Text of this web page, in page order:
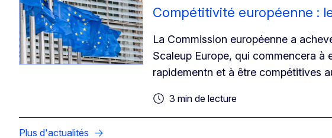
Compétitivité européenne :
La Commission européenne a
Scaleup Europe, qui commencera à
rapidementn et à être compétitives
3 min de lecture
Plus d'actualités